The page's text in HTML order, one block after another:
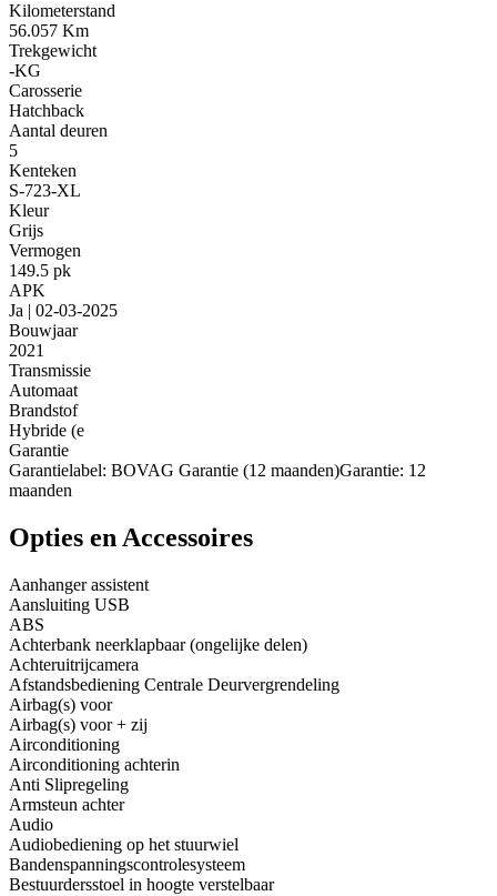
Kilometerstand
56.057 Km
Trekgewicht
-KG
Carosserie
Hatchback
Aantal deuren
5
Kenteken
S-723-XL
Kleur
Grijs
Vermogen
149.5 pk
APK
Ja | 02-03-2025
Bouwjaar
2021
Transmissie
Automaat
Brandstof
Hybride (e
Garantie
Garantielabel: BOVAG Garantie (12 maanden)Garantie: 12
maanden
Opties en Accessoires
Aanhanger assistent
Aansluiting USB
ABS
Achterbank neerklapbaar (ongelijke delen)
Achteruitrijcamera
Afstandsbediening Centrale Deurvergrendeling
Airbag(s) voor
Airbag(s) voor + zij
Airconditioning
Airconditioning achterin
Anti Slipregeling
Armsteun achter
Audio
Audiobediening op het stuurwiel
Bandenspanningscontrolesysteem
Bestuurdersstoel in hoogte verstelbaar